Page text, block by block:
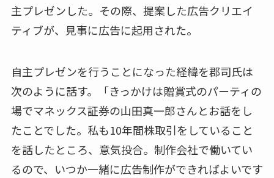
主プレゼンした。その際、提案した広告クリエイ
ティブが、見事に広告に起用された。
自主プレゼンを行うことになった経緯を郡司氏は
次のように話す。「きっかけは贈賞式のパーティの
場でマネックス証券の山田真一郎さんとお話をし
たことでした。私も10年間株取引をしていること
を話したところ、意気投合。制作会社で働いてい
るので、いつか一緒に広告制作ができればよいです